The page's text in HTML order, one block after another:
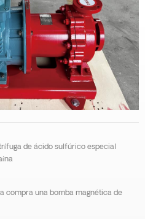
de ácido sulfúrico especial
compra una bomba magnética de